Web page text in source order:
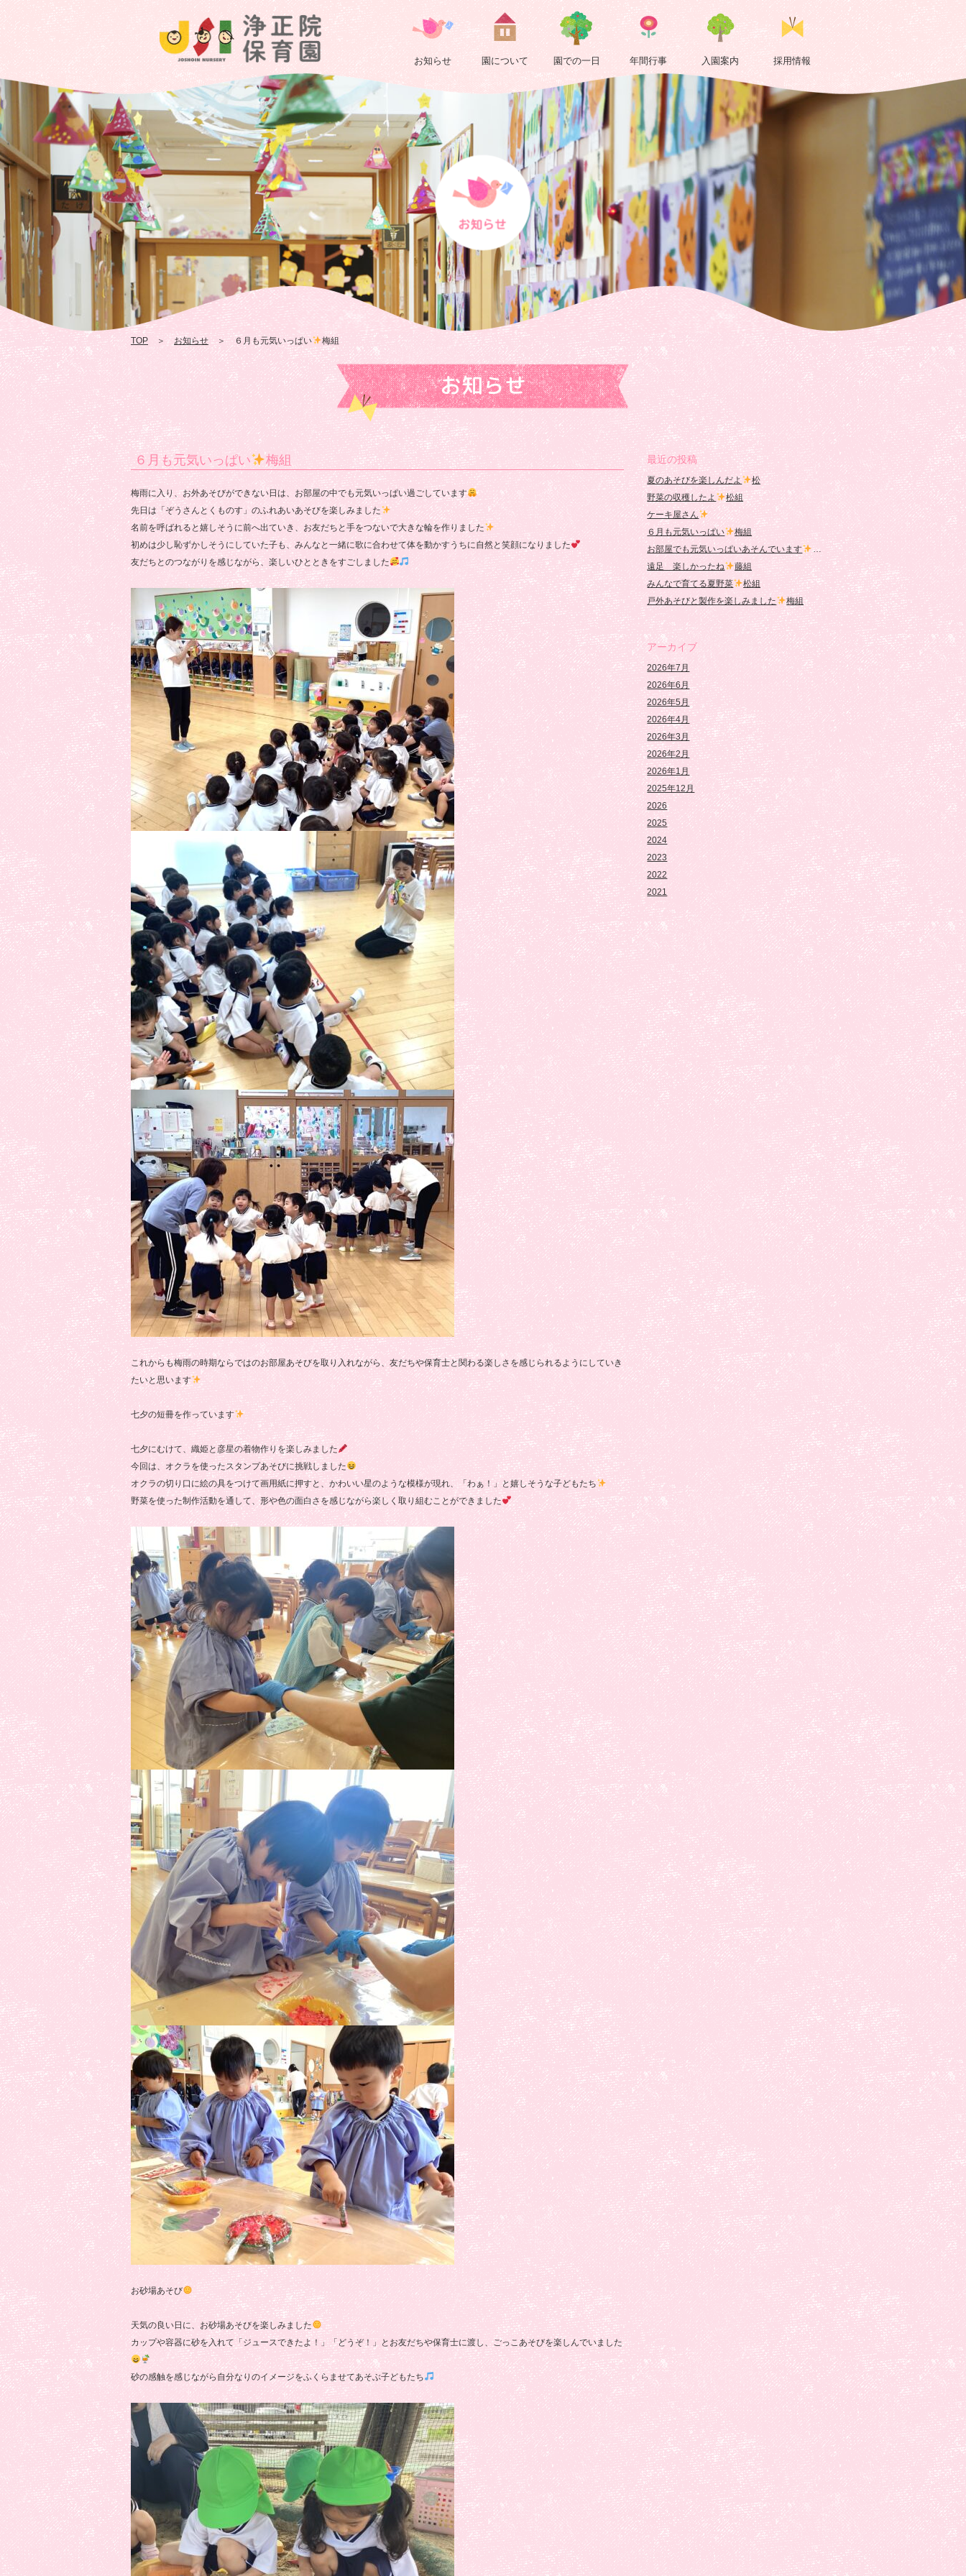
も
元
気
い
ぱ
い
梅
組
浄
正
院
保
育
園
お知らせ 園について 園での一日 年間行事 入園案内 採用情報
TOP ＞ お知らせ＞ ６月も元気いっぱい 梅組
お知らせ
６月も元気いっぱい 梅組
梅雨に入り、お外あそびができない日は、お部屋の中でも元気いっぱい過ごしています
先日は「ぞうさんとくものす」のふれあいあそびを楽しみました
名前を呼ばれると嬉しそうに前へ出ていき、お友だちと手をつないで大きな輪を作りました
初めは少し恥ずかしそうにしていた子も、みんなと一緒に歌に合わせて体を動かすうちに自然と笑顔になりました
友だちとのつながりを感じながら、楽しいひとときをすごしました
これからも梅雨の時期ならではのお部屋あそびを取り入れながら、友だちや保育士と関わる楽しさを感じられるようにしていき
たいと思います
七夕の短冊を作っています
七夕にむけて、織姫と彦星の着物作りを楽しみました
今回は、オクラを使ったスタンプあそびに挑戦しました
オクラの切り口に絵の具をつけて画用紙に押すと、かわいい星のような模様が現れ、「わぁ！」と嬉しそうな子どもたち
野菜を使った制作活動を通して、形や色の面白さを感じながら楽しく取り組むことができました
お砂場あそび
天気の良い日に、お砂場あそびを楽しみました
カップや容器に砂を入れて「ジュースできたよ！」「どうぞ！」とお友だちや保育士に渡し、ごっこあそびを楽しんでいました
砂の感触を感じながら自分なりのイメージをふくらませてあそぶ子どもたち
最近の投稿
夏のあそびを楽しんだよ
松
野菜の収穫したよ
松組
ケーキ屋さん
６月も元気いっぱい
梅組
お部屋でも元気いっぱいあそんでいます
桜組
遠足 楽しかったね
藤組
みんなで育てる夏野菜
松組
戸外あそびと製作を楽しみました
梅組
アーカイブ
2026年7月
2026年6月
2026年5月
2026年4月
2026年3月
2026年2月
2026年1月
2025年12月
2026
2025
2024
2023
2022
2021